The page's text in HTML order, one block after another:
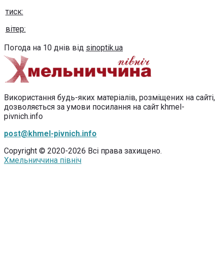
тиск:
вітер:
Погода на 10 днів від sinoptik.ua
Використання будь-яких матеріалів, розміщених на сайті,
дозволяється за умови посилання на сайт khmel-
pivnich.info
post@khmel-pivnich.info
Copyright © 2020-2026 Всі права захищено.
Хмельниччина північ